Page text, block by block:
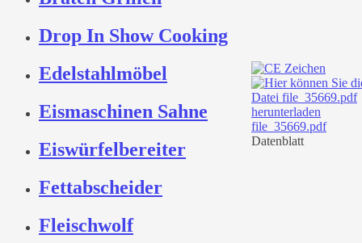
Drop In Show Cooking
Edelstahlmöbel
Eismaschinen Sahne
Eiswürfelbereiter
Fettabscheider
Fleischwolf
file_35669.pdf
Datenblatt